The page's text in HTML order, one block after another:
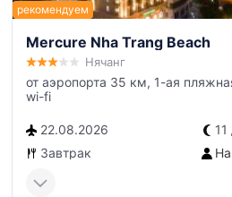
Mercure Nha Trang Beach
Нячанг
от аэропорта 35 км, 1-ая
wi-fi
22.08.2026
Завтрак